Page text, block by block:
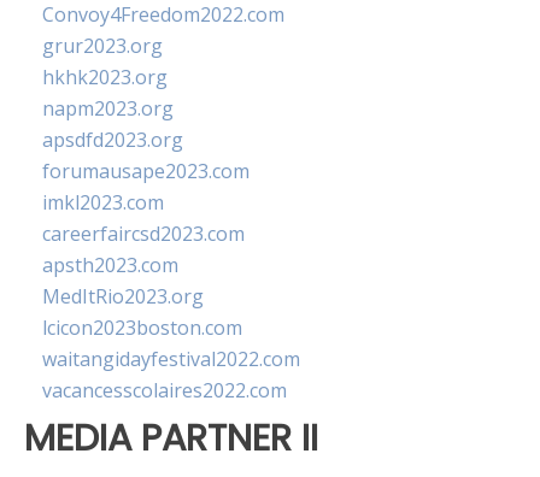
Convoy4Freedom2022.com
grur2023.org
hkhk2023.org
napm2023.org
apsdfd2023.org
forumausape2023.com
imkl2023.com
careerfaircsd2023.com
apsth2023.com
MedItRio2023.org
lcicon2023boston.com
waitangidayfestival2022.com
vacancesscolaires2022.com
MEDIA PARTNER II